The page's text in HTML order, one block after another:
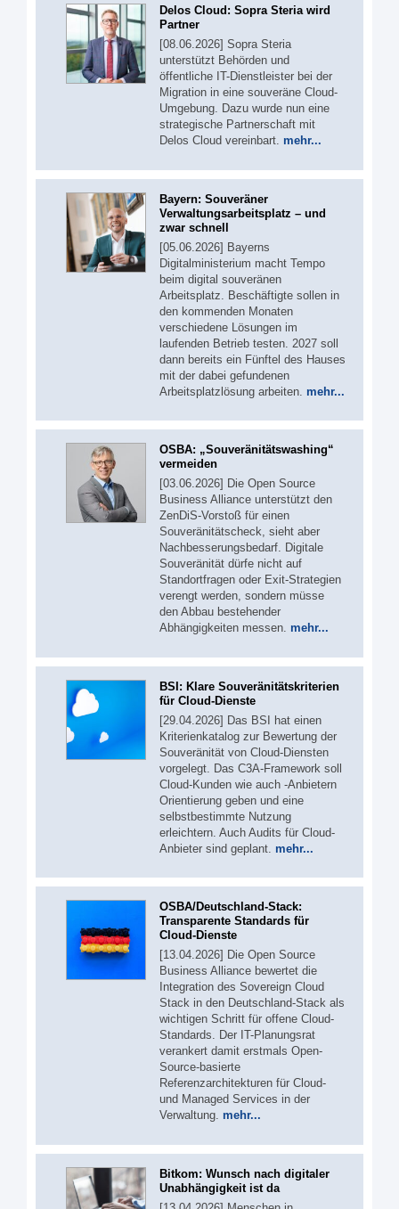
Delos Cloud: Sopra Steria wird
Partner
[08.06.2026] Sopra Steria
unterstützt Behörden und
öffentliche IT-Dienstleister bei der
Migration in eine souveräne Cloud-
Umgebung. Dazu wurde nun eine
strategische Partnerschaft mit
Delos Cloud vereinbart. mehr...
Bayern: Souveräner
Verwaltungsarbeitsplatz – und
zwar schnell
[05.06.2026] Bayerns
Digitalministerium macht Tempo
beim digital souveränen
Arbeitsplatz. Beschäftigte sollen in
den kommenden Monaten
verschiedene Lösungen im
laufenden Betrieb testen. 2027 soll
dann bereits ein Fünftel des Hauses
mit der dabei gefundenen
Arbeitsplatzlösung arbeiten. mehr...
OSBA: „Souveränitätswashing“
vermeiden
[03.06.2026] Die Open Source
Business Alliance unterstützt den
ZenDiS-Vorstoß für einen
Souveränitätscheck, sieht aber
Nachbesserungsbedarf. Digitale
Souveränität dürfe nicht auf
Standortfragen oder Exit-Strategien
verengt werden, sondern müsse
den Abbau bestehender
Abhängigkeiten messen. mehr...
BSI: Klare Souveränitätskriterien
für Cloud-Dienste
[29.04.2026] Das BSI hat einen
Kriterienkatalog zur Bewertung der
Souveränität von Cloud-Diensten
vorgelegt. Das C3A-Framework soll
Cloud-Kunden wie auch -Anbietern
Orientierung geben und eine
selbstbestimmte Nutzung
erleichtern. Auch Audits für Cloud-
Anbieter sind geplant. mehr...
OSBA/Deutschland-Stack:
Transparente Standards für
Cloud-Dienste
[13.04.2026] Die Open Source
Business Alliance bewertet die
Integration des Sovereign Cloud
Stack in den Deutschland-Stack als
wichtigen Schritt für offene Cloud-
Standards. Der IT-Planungsrat
verankert damit erstmals Open-
Source-basierte
Referenzarchitekturen für Cloud-
und Managed Services in der
Verwaltung. mehr...
Bitkom: Wunsch nach digitaler
Unabhängigkeit ist da